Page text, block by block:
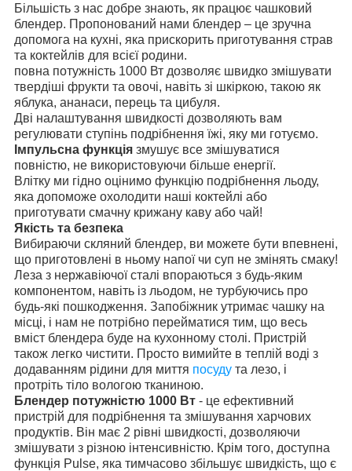
Більшість з нас добре знають, як працює чашковий
блендер. Пропонований нами блендер – це зручна
допомога на кухні, яка прискорить приготування страв
та коктейлів для всієї родини.
повна потужність 1000 Вт дозволяє швидко змішувати
твердіші фрукти та овочі, навіть зі шкіркою, такою як
яблука, ананаси, перець та цибуля.
Дві налаштування швидкості дозволяють вам
регулювати ступінь подрібнення їжі, яку ми готуємо.
Імпульсна функція змушує все змішуватися
повністю, не використовуючи більше енергії.
Влітку ми гідно оцінимо функцію подрібнення льоду,
яка допоможе охолодити наші коктейлі або
приготувати смачну крижану каву або чай!
Якість та безпека
Вибираючи скляний блендер, ви можете бути впевнені,
що приготовлені в ньому напої чи суп не змінять смаку!
Леза з нержавіючої сталі впораються з будь-яким
компонентом, навіть із льодом, не турбуючись про
будь-які пошкодження. Запобіжник утримає чашку на
місці, і нам не потрібно перейматися тим, що весь
вміст блендера буде на кухонному столі. Пристрій
також легко чистити. Просто вимийте в теплій воді з
додаванням рідини для миття посуду та лезо, і
протріть тіло вологою тканиною.
Блендер потужністю 1000 Вт - це ефективний
пристрій для подрібнення та змішування харчових
продуктів. Він має 2 рівні швидкості, дозволяючи
змішувати з різною інтенсивністю. Крім того, доступна
функція Pulse, яка тимчасово збільшує швидкість, що є